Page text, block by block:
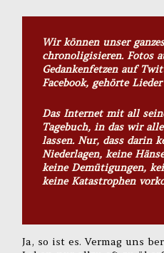
Wir können unser
chronoligisieren. Fotos
Gedankenfetzen auf
Facebook, gehörte
Das Internet mit all
Tagebuch, in das wir
lassen. Nur, dass darin
Niederlagen, keine
keine Demütigungen,
keine Katastrophen
Ja, so ist es. Vermag uns